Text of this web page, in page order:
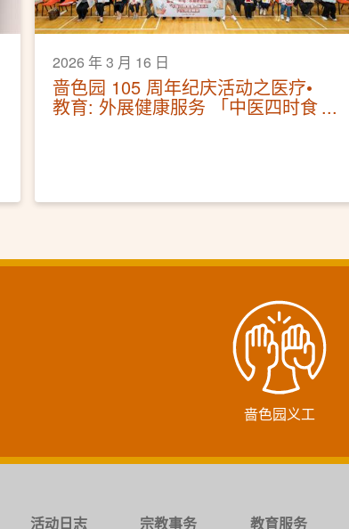
2026 年 3 月 16 日
啬色园 105 周年纪庆活动之医疗•
教育: 外展健康服务 「中医四时食
啬色园义工
活动日志 宗教事务 教育服务